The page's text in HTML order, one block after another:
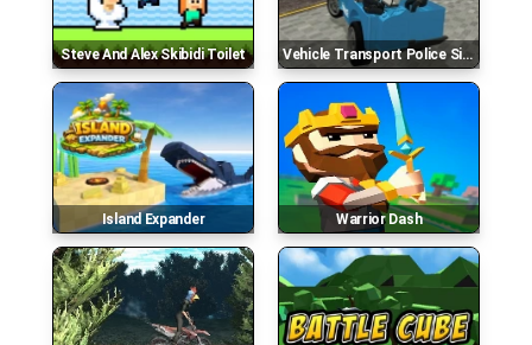
Steve And Alex Skibidi Toilet Vehicle Transport Police Simulator
Island Expander Warrior Dash